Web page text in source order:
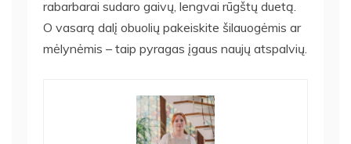
rabarbarai sudaro gaivų, lengvai rūgštų duetą.
O vasarą dalį obuolių pakeiskite šilauogėmis ar
mėlynėmis – taip pyragas įgaus naujų atspalvių.